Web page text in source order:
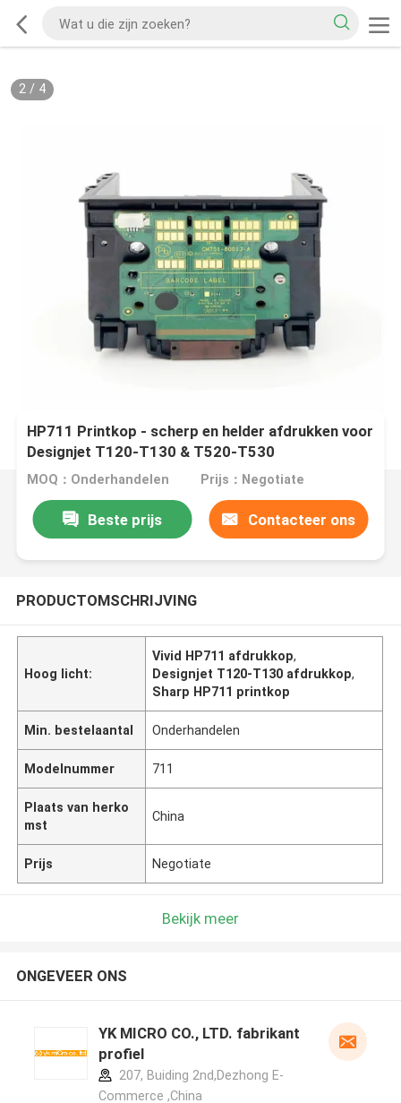
2/ 4
HP711 Printkop - scherp en helder afdrukken voor
Designjet T120-T130 & T520-T530
MOQ：Onderhandelen Prijs：Negotiate
Beste prijs Contacteer ons
PRODUCTOMSCHRIJVING
Hoog licht:
Vivid HP711 afdrukkop,
Designjet T120-T130 afdrukkop,
Sharp HP711 printkop
Min. bestelaantal Onderhandelen
Modelnummer 711
Plaats van herko
mst
China
Prijs Negotiate
Bekijk meer
ONGEVEER ONS
YK MICRO CO., LTD. fabrikant
profiel
207, Buiding 2nd,Dezhong E-
Commerce ,China